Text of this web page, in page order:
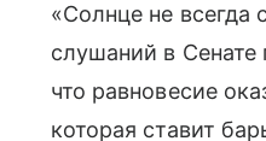
«Солнце не всегда
слушаний в Сенате
что равновесие
которая ставит